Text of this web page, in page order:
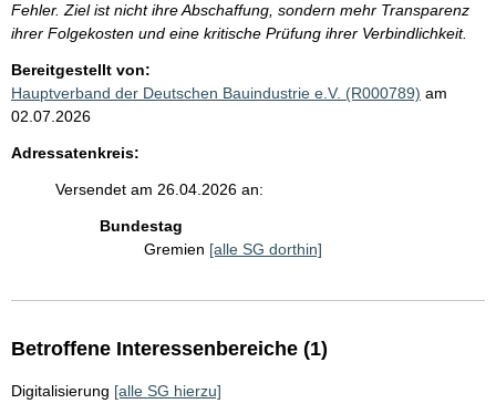
Fehler. Ziel ist nicht ihre Abschaffung, sondern mehr Transparenz
ihrer Folgekosten und eine kritische Prüfung ihrer Verbindlichkeit.
Bereitgestellt von:
Hauptverband der Deutschen Bauindustrie e.V. (R000789) am
02.07.2026
Adressatenkreis:
Versendet am 26.04.2026 an:
Bundestag
Gremien [alle SG dorthin]
Betroffene Interessenbereiche (1)
Digitalisierung [alle SG hierzu]